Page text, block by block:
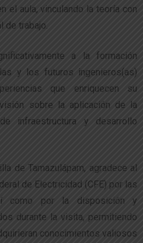
el aula, vinculando la teoría con
de trabajo.
a la formación
y los futuros ingenieros(as)
que enriquecen su
sobre la aplicación de la
infraestructura y desarrollo
de Tamazulápam, agradece al
de Electricidad (CFE) por las
como por la disposición y
durante la visita, permitiendo
conocimientos valiosos